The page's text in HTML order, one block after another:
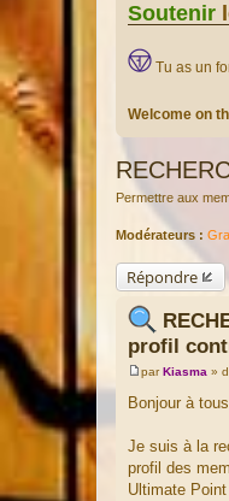
Soutenir
Tu as un
Welcome on
Permettre aux
Modérateurs :
Répondre
profil
M
s
g
e
parKiasma »
Bonjour à
Je suis à la
profil des
Ultimate